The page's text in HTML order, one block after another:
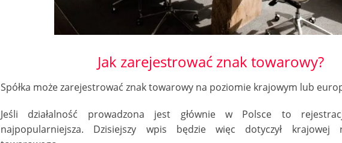
Jak zarejestrować znak towarowy?
Spółka może zarejestrować znak towarowy na poziomie krajowym lub
Jeśli działalność prowadzona jest głównie w Polsce to
najpopularniejsza. Dzisiejszy wpis będzie więc dotyczył krajowej